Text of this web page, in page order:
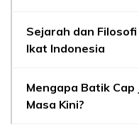
Sejarah dan
Ikat Indonesia
Mengapa Batik Cap
Masa Kini?